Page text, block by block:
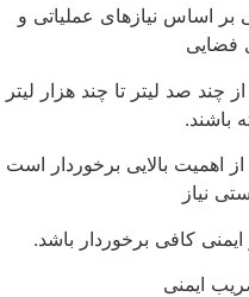
اساس نیازهای عملیاتی و
صد لیتر تا چند هزار لیتر
بالایی برخوردار است
نیاز
کافی برخوردار باشد.
ایمنی